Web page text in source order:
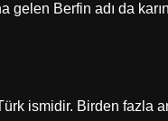
Berfin adı da
ismidir. Birden fazla